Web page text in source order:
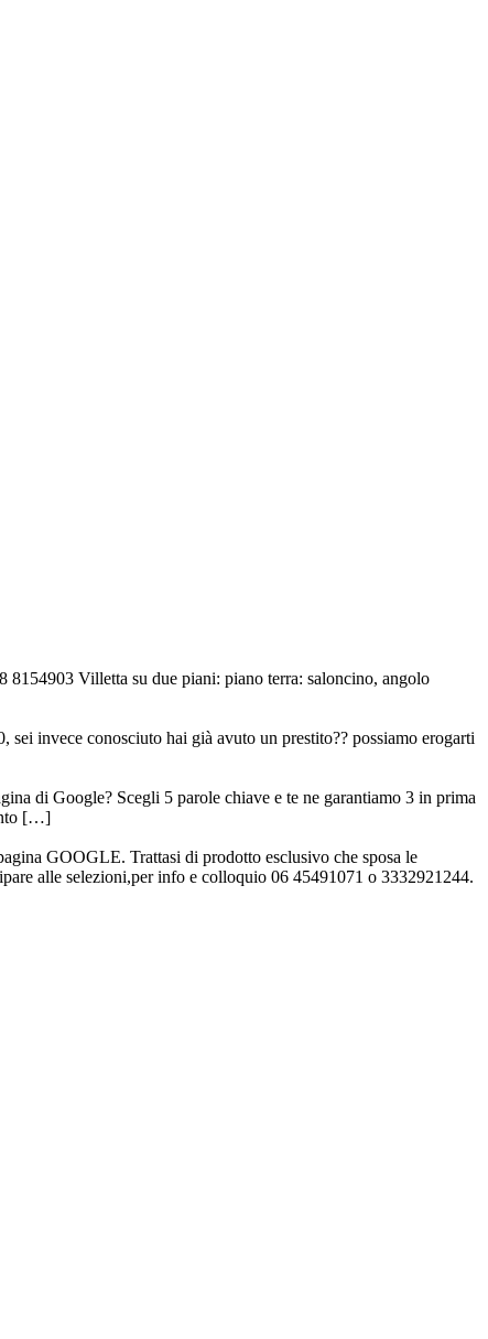
Villetta su due piani: piano terra: saloncino, angolo
invece conosciuto hai già avuto un prestito?? possiamo erogarti
di Google? Scegli 5 parole chiave e te ne garantiamo 3 in prima
[…]
GOOGLE. Trattasi di prodotto esclusivo che sposa le
alle selezioni,per info e colloquio 06 45491071 o 3332921244.